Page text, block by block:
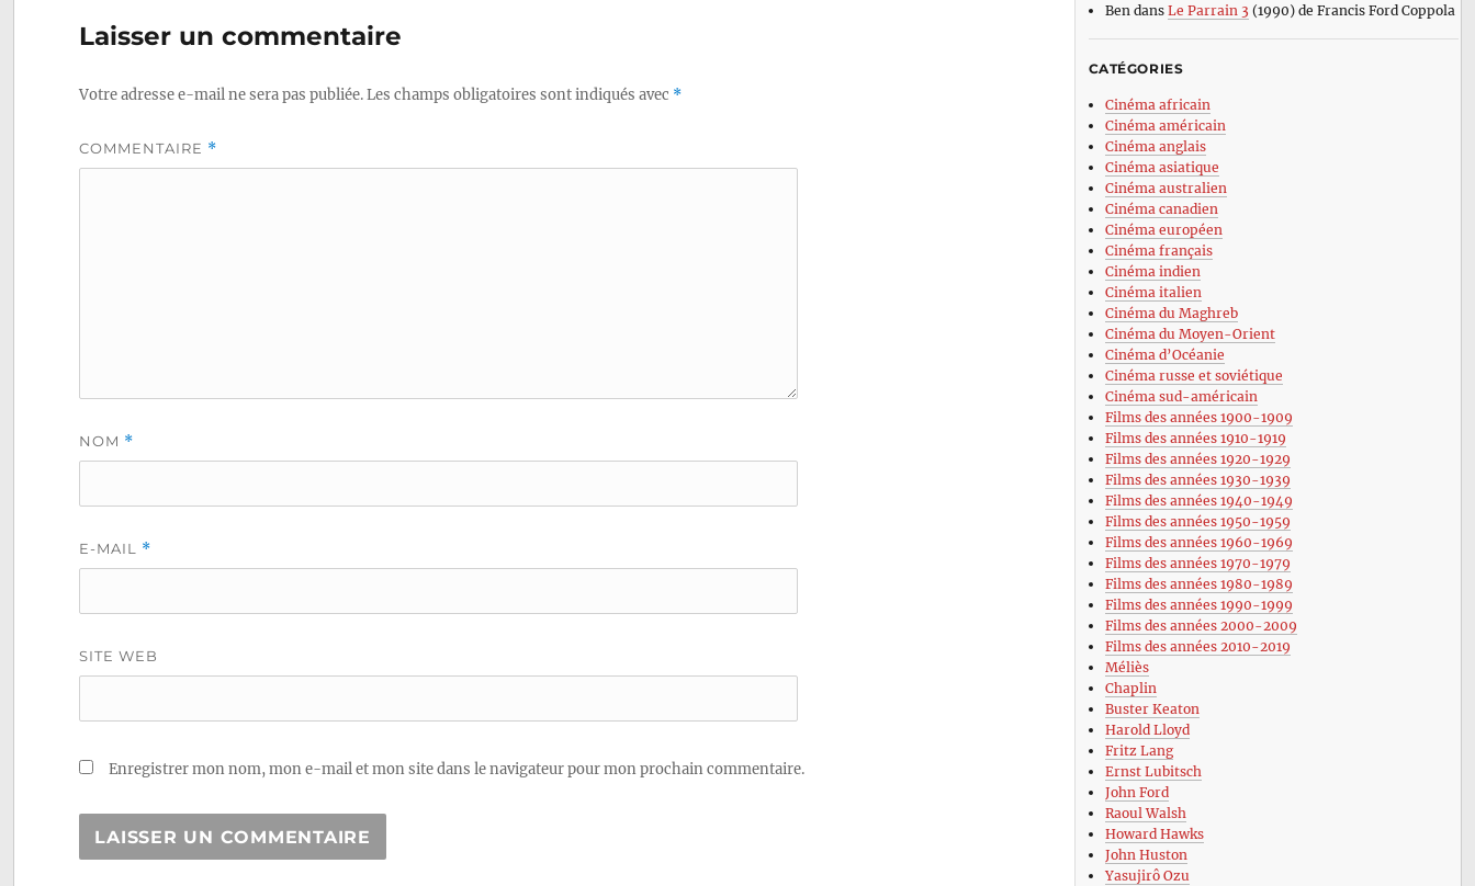
Laisser un commentaire
Votre adresse e-mail ne sera pas publiée.Les champs obligatoires sont indiqués avec *
COMMENTAIRE *
NOM *
E-MAIL *
SITE WEB
Enregistrer mon nom, mon e-mail et mon site dans le navigateur pour mon prochain commentaire.
Ben dans Le Parrain 3 (1990) de Francis Ford Coppola
CATÉGORIES
Cinéma africain
Cinéma américain
Cinéma anglais
Cinéma asiatique
Cinéma australien
Cinéma canadien
Cinéma européen
Cinéma français
Cinéma indien
Cinéma italien
Cinéma du Maghreb
Cinéma du Moyen-Orient
Cinéma d’Océanie
Cinéma russe et soviétique
Cinéma sud-américain
Films des années 1900-1909
Films des années 1910-1919
Films des années 1920-1929
Films des années 1930-1939
Films des années 1940-1949
Films des années 1950-1959
Films des années 1960-1969
Films des années 1970-1979
Films des années 1980-1989
Films des années 1990-1999
Films des années 2000-2009
Films des années 2010-2019
Méliès
Chaplin
Buster Keaton
Harold Lloyd
Fritz Lang
Ernst Lubitsch
John Ford
Raoul Walsh
Howard Hawks
John Huston
Yasujirô Ozu